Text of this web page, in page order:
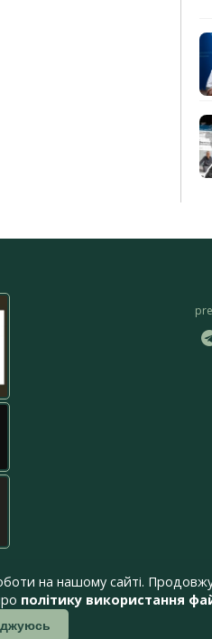
на нашому сайті.
політику використання